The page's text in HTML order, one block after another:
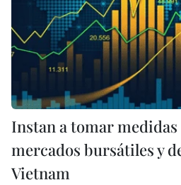
Instan a tomar
mercados bursátiles y
Vietnam